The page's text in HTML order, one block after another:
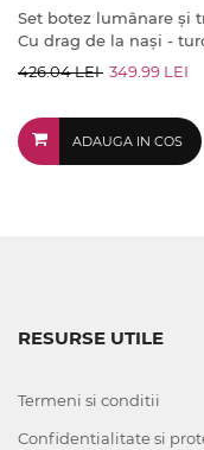
Set botez lumânare și
Cu drag de la nași -
426.04 LEI 349.99 LEI
ADAUGA IN COS
RESURSE UTILE
Termeni si conditii
Confidentialitate si